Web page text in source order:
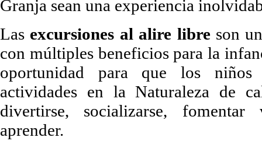
Granja sean una experiencia
Las excursiones al alire libreson
con múltiples beneficios para la
oportunidad para que los
actividades en la Naturaleza de
divertirse, socializarse, fomentar
aprender.